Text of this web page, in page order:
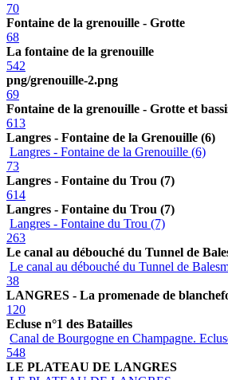
70
Fontaine de la grenouille - Grotte
68
La fontaine de la grenouille
542
png/grenouille-2.png
69
Fontaine de la grenouille - Grotte et
613
Langres - Fontaine de la Grenouille (6)
Langres - Fontaine de la Grenouille (6)
73
Langres - Fontaine du Trou (7)
614
Langres - Fontaine du Trou (7)
Langres - Fontaine du Trou (7)
263
Le canal au débouché du Tunnel de
Le canal au débouché du Tunnel de
38
LANGRES - La promenade de
120
Ecluse n°1 des Batailles
Canal de Bourgogne en Champagne.
548
LE PLATEAU DE LANGRES